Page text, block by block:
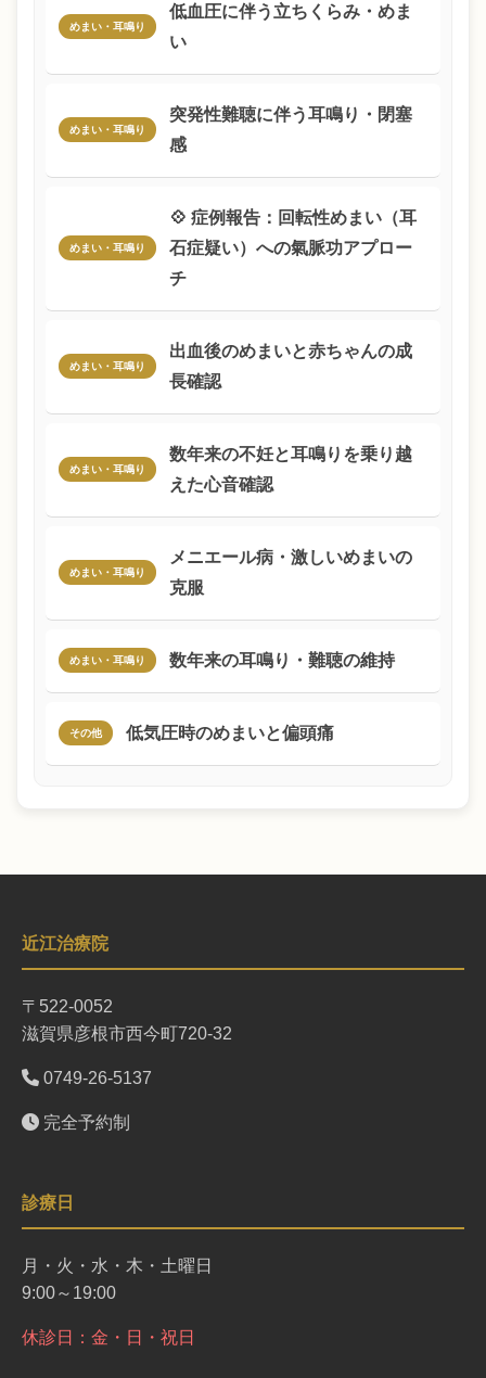
めまい・耳鳴り
低血圧に伴う立ちくらみ・めま
い
めまい・耳鳴り
突発性難聴に伴う耳鳴り・閉塞
感
めまい・耳鳴り
💠 症例報告：回転性めまい（耳
石症疑い）への氣脈功アプロー
チ
めまい・耳鳴り
出血後のめまいと赤ちゃんの成
長確認
めまい・耳鳴り
数年来の不妊と耳鳴りを乗り越
えた心音確認
めまい・耳鳴り
メニエール病・激しいめまいの
克服
めまい・耳鳴り 数年来の耳鳴り・難聴の維持
その他 低気圧時のめまいと偏頭痛
近江治療院
〒522-0052
滋賀県彦根市西今町720-32
0749-26-5137
完全予約制
診療日
月・火・水・木・土曜日
9:00～19:00
休診日：金・日・祝日